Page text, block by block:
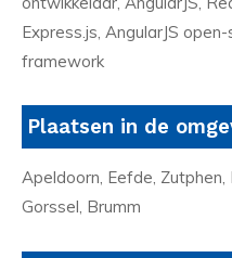
Express.js, AngularJS
framework
Plaatsen in de
Apeldoorn, Eefde,
Gorssel, Brumm